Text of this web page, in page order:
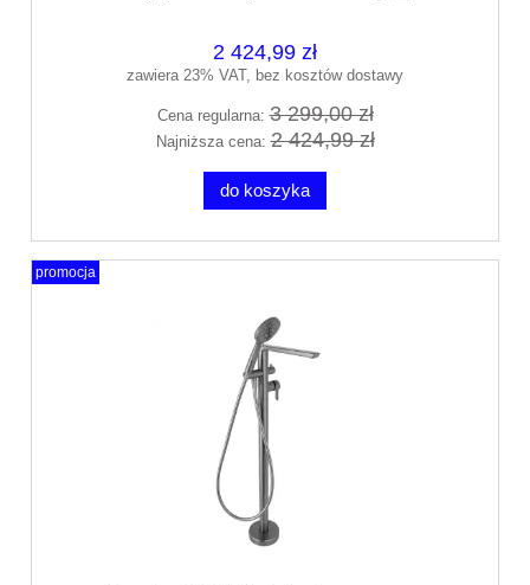
2 424,99 zł
zawiera 23% VAT, bez kosztów dostawy
Cena regularna:3 299,00 zł
Najniższa cena:2 424,99 zł
do koszyka
promocja